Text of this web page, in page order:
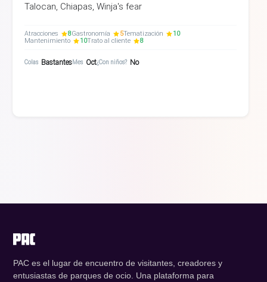
Talocan, Chiapas, Winja's fear
Atracciones 8Gastronomía 5Tematización
10
Mantenimiento
10Trato al cliente 8
Colas BastantesMes Oct¿Con niños? No
PAC es el lugar de encuentro de visitantes, creadores y
entusiastas de parques de ocio. Una plataforma para